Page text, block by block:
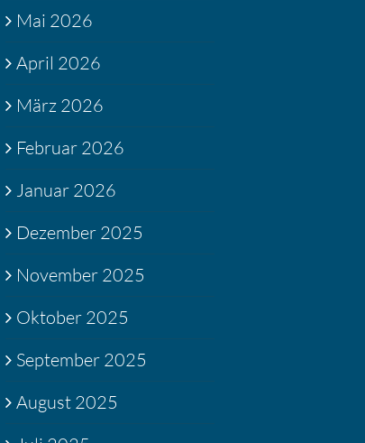
Mai 2026
April 2026
März 2026
Februar 2026
Januar 2026
Dezember 2025
November 2025
Oktober 2025
September 2025
August 2025